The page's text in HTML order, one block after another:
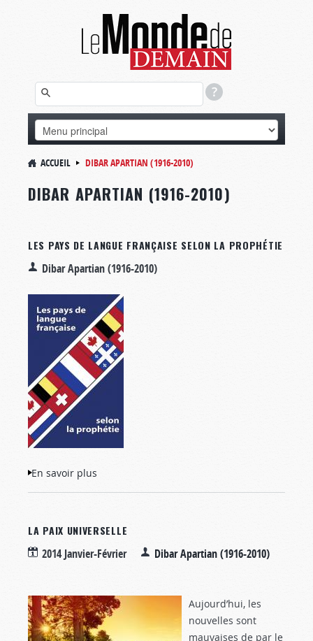
ACCUEIL DIBAR APARTIAN (1916-2010)
DIBAR APARTIAN (1916-2010)
LES PAYS DE LANGUE FRANÇAISE SELON LA PROPHÉTIE
Dibar Apartian (1916-2010)
En savoir plus
LA PAIX UNIVERSELLE
2014 Janvier-Février Dibar Apartian (1916-2010)
Aujourd’hui, les
nouvelles sont
mauvaises de par le